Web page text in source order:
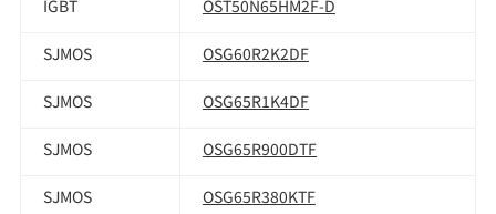
IGBT OST50N65HM2F-D
SJMOS OSG60R2K2DF
SJMOS OSG65R1K4DF
SJMOS OSG65R900DTF
SJMOS OSG65R380KTF